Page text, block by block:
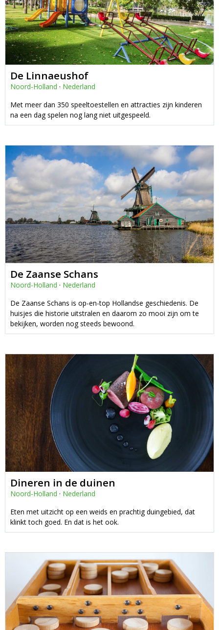
De Linnaeushof
Noord-Holland · Nederland
Met meer dan 350 speeltoestellen en attracties zijn kinderen
na een dag spelen nog lang niet uitgespeeld.
De Zaanse Schans
Noord-Holland · Nederland
De Zaanse Schans is op-en-top Hollandse geschiedenis. De
huisjes die historie uitstralen en daarom zo mooi zijn om te
bekijken, worden nog steeds bewoond.
Dineren in de duinen
Noord-Holland · Nederland
Eten met uitzicht op een weids en prachtig duingebied, dat
klinkt toch goed. En dat is het ook.